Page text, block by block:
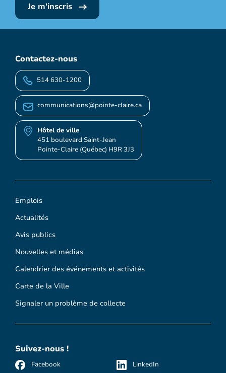
Je m'inscris
Emplois
Actualités
Avis publics
Nouvelles et médias
Calendrier des événements et activités
Carte de la Ville
Signaler un problème de collecte
Contactez-nous
514 630-1200
communications@pointe-claire.ca
Hôtel de ville
451 boulevard Saint-Jean
Pointe-Claire (Québec) H9R 3J3
Suivez-nous !
Facebook LinkedIn